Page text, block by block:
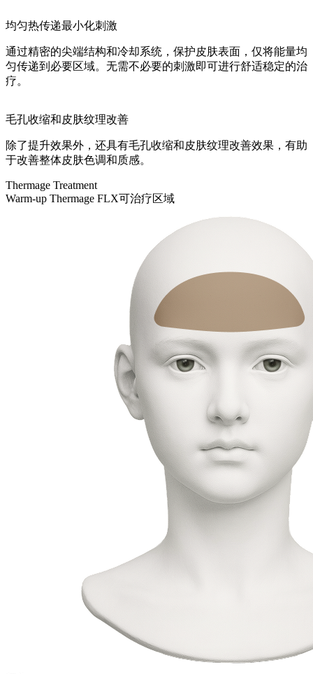
均匀热传递最小化刺激
通过精密的尖端结构和冷却系统，保护皮肤表面，仅将能量均
匀传递到必要区域。无需不必要的刺激即可进行舒适稳定的治
疗。
毛孔收缩和皮肤纹理改善
除了提升效果外，还具有毛孔收缩和皮肤纹理改善效果，有助
于改善整体皮肤色调和质感。
Thermage Treatment
Warm-up Thermage FLX可治疗区域